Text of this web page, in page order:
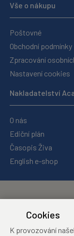
Vše o nákupu
Poštovné
Obchodní podmínky
Zpracování
Nastavení cookies
Nakladatelství
O nás
Ediční plán
Časopis Živa
English e-shop
Cookies
K provozování